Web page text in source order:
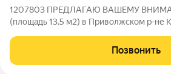
1207803 ПРЕДЛАГАЮ ВАШЕМУ
(площадь 13,5 м2) в Приволжском р-не
Рихарда Зорге, дом 32, корпус 2 Дом
линии. Окна выходят во двор. ОТЛИЧНАЯ
Позвонить